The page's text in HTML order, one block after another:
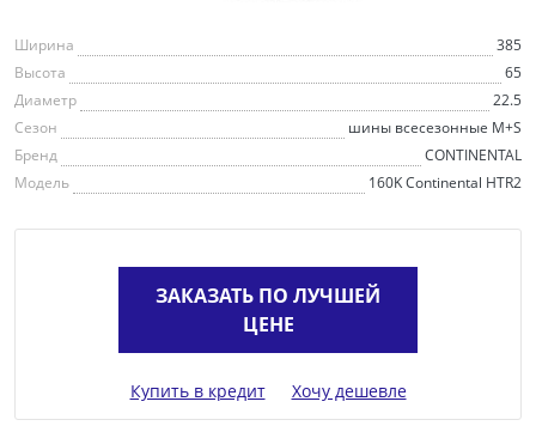
Ширина
385
Высота
65
Диаметр
22.5
Сезон
шины всесезонные M+S
Бренд
CONTINENTAL
Модель
160K Continental HTR2
ЗАКАЗАТЬ ПО ЛУЧШЕЙ
ЦЕНЕ
Купить в кредит Хочу дешевле